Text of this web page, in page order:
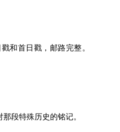
戳和首日戳，邮路完整。
段特殊历史的铭记。